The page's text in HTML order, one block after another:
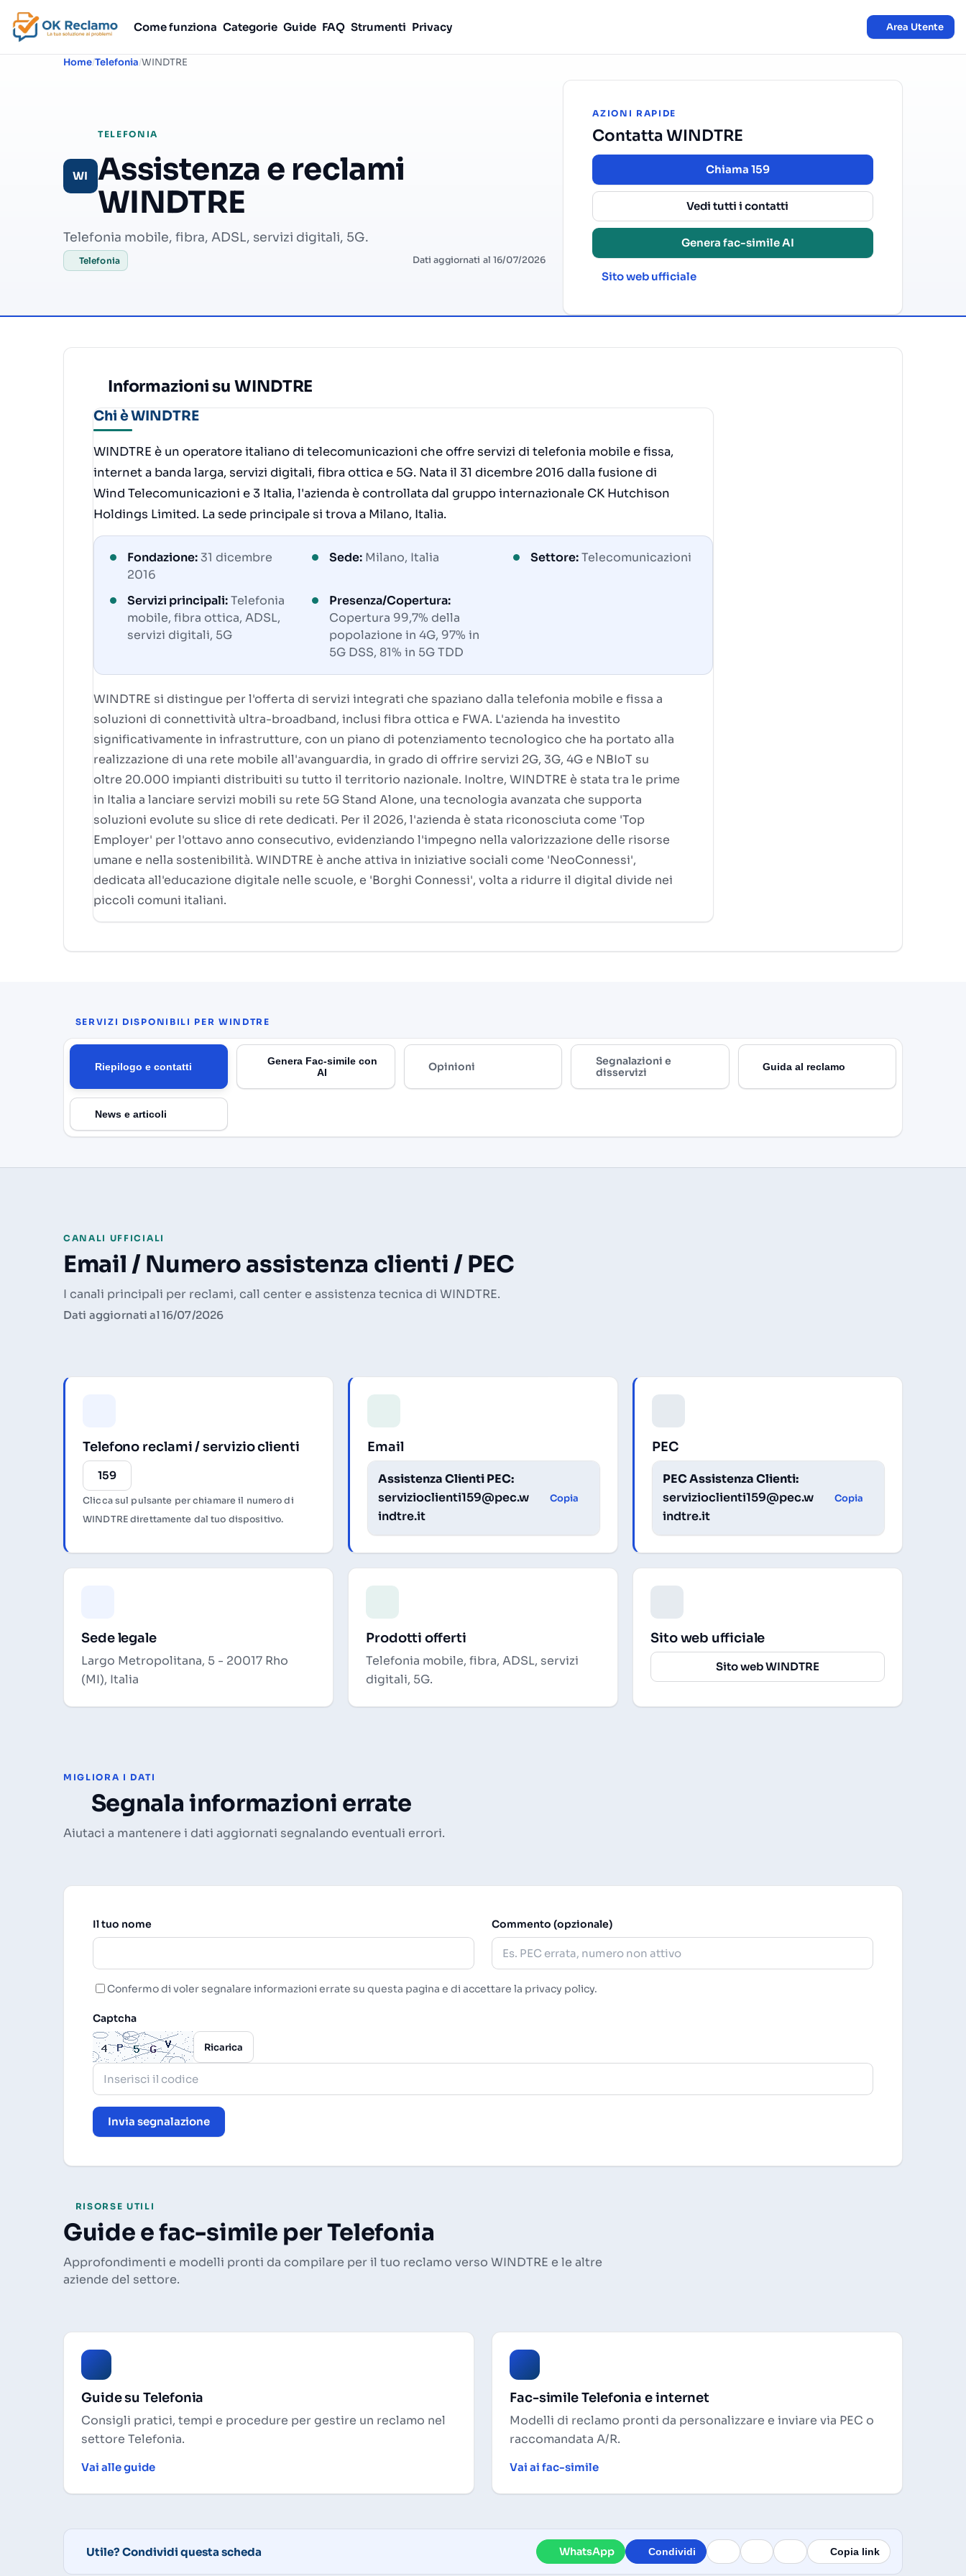
Come funziona Categorie Guide FAQ Strumenti Privacy Area Utente
Home Telefonia WINDTRE
WI
TELEFONIA
Assistenza e reclami
WINDTRE
Telefonia mobile, fibra, ADSL, servizi digitali, 5G.
Telefonia Dati aggiornati al 16/07/2026
AZIONI RAPIDE
Contatta WINDTRE
Chiama 159
Vedi tutti i contatti
Genera fac-simile AI
Sito web ufficiale
Informazioni su WINDTRE
Chi è WINDTRE
WINDTRE è un operatore italiano di telecomunicazioni che offre servizi di telefonia mobile e fissa,
internet a banda larga, servizi digitali, fibra ottica e 5G. Nata il 31 dicembre 2016 dalla fusione di
Wind Telecomunicazioni e 3 Italia, l'azienda è controllata dal gruppo internazionale CK Hutchison
Holdings Limited. La sede principale si trova a Milano, Italia.
Fondazione: 31 dicembre
2016
Sede:Milano, Italia Settore:Telecomunicazioni
Servizi principali:Telefonia
mobile, fibra ottica, ADSL,
servizi digitali, 5G
Presenza/Copertura:
Copertura 99,7% della
popolazione in 4G, 97% in
5G DSS, 81% in 5G TDD
WINDTRE si distingue per l'offerta di servizi integrati che spaziano dalla telefonia mobile e fissa a
soluzioni di connettività ultra-broadband, inclusi fibra ottica e FWA. L'azienda ha investito
significativamente in infrastrutture, con un piano di potenziamento tecnologico che ha portato alla
realizzazione di una rete mobile all'avanguardia, in grado di offrire servizi 2G, 3G, 4G e NBIoT su
oltre 20.000 impianti distribuiti su tutto il territorio nazionale. Inoltre, WINDTRE è stata tra le prime
in Italia a lanciare servizi mobili su rete 5G Stand Alone, una tecnologia avanzata che supporta
soluzioni evolute su slice di rete dedicati. Per il 2026, l'azienda è stata riconosciuta come 'Top
Employer' per l'ottavo anno consecutivo, evidenziando l'impegno nella valorizzazione delle risorse
umane e nella sostenibilità. WINDTRE è anche attiva in iniziative sociali come 'NeoConnessi',
dedicata all'educazione digitale nelle scuole, e 'Borghi Connessi', volta a ridurre il digital divide nei
piccoli comuni italiani.
SERVIZI DISPONIBILI PER WINDTRE
Riepilogo e contatti
Genera Fac-simile con
AI
Opinioni
Segnalazioni e
disservizi
Guida al reclamo
News e articoli
CANALI UFFICIALI
Email / Numero assistenza clienti / PEC
I canali principali per reclami, call center e assistenza tecnica di WINDTRE.
Dati aggiornati al 16/07/2026
Telefono reclami / servizio clienti
159
Clicca sul pulsante per chiamare il numero di
WINDTRE direttamente dal tuo dispositivo.
Email
Assistenza Clienti PEC:
servizioclienti159@pec.w
indtre.it
Copia
PEC
PEC Assistenza Clienti:
servizioclienti159@pec.w
indtre.it
Copia
Sede legale
Largo Metropolitana, 5 - 20017 Rho
(MI), Italia
Prodotti offerti
Telefonia mobile, fibra, ADSL, servizi
digitali, 5G.
Sito web ufficiale
Sito web WINDTRE
MIGLIORA I DATI
Segnala informazioni errate
Aiutaci a mantenere i dati aggiornati segnalando eventuali errori.
Il tuo nome Commento (opzionale)
Confermo di voler segnalare informazioni errate su questa pagina e di accettare la privacy policy.
Captcha
Ricarica
Invia segnalazione
RISORSE UTILI
Guide e fac-simile per Telefonia
Approfondimenti e modelli pronti da compilare per il tuo reclamo verso WINDTRE e le altre
aziende del settore.
Guide su Telefonia
Consigli pratici, tempi e procedure per gestire un reclamo nel
settore Telefonia.
Vai alle guide
Fac-simile Telefonia e internet
Modelli di reclamo pronti da personalizzare e inviare via PEC o
raccomandata A/R.
Vai ai fac-simile
Utile? Condividi questa scheda WhatsApp Condividi Copia link